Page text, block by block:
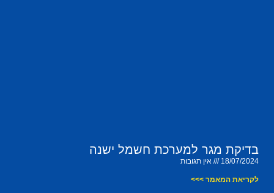
בדיקת מגר למערכת חשמל ישנה
18/07/2024 אין תגובות
לקריאת המאמר >>>